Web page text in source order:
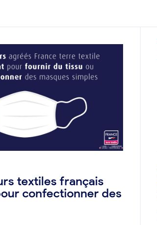
textiles français
confectionner des